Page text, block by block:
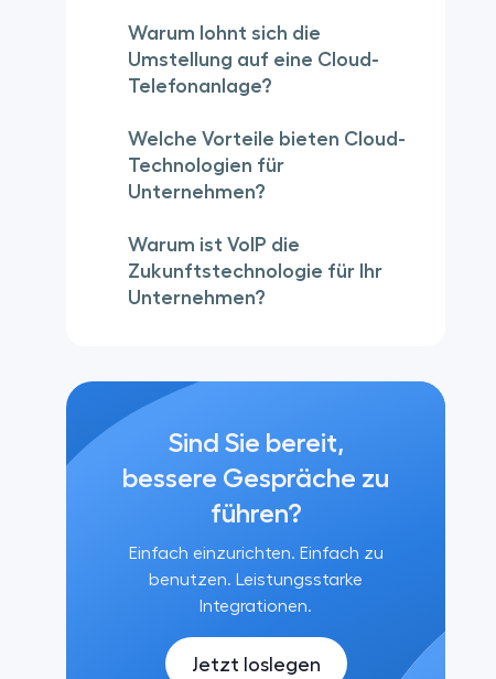
Warum lohnt sich die
Umstellung auf eine Cloud-
Telefonanlage?
Welche Vorteile bieten Cloud-
Technologien für
Unternehmen?
Warum ist VoIP die
Zukunftstechnologie für Ihr
Unternehmen?
Sind Sie bereit,
bessere Gespräche zu
führen?
Einfach einzurichten. Einfach zu
benutzen. Leistungsstarke
Integrationen.
Jetzt loslegen